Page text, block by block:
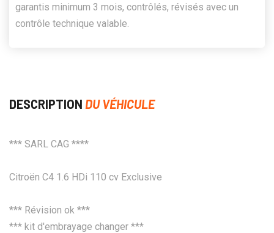
garantis minimum 3 mois, contrôlés, révisés avec un
contrôle technique valable.
DESCRIPTION DU VÉHICULE
*** SARL CAG ****
Citroën C4 1.6 HDi 110 cv Exclusive
*** Révision ok ***
*** kit d'embrayage changer ***